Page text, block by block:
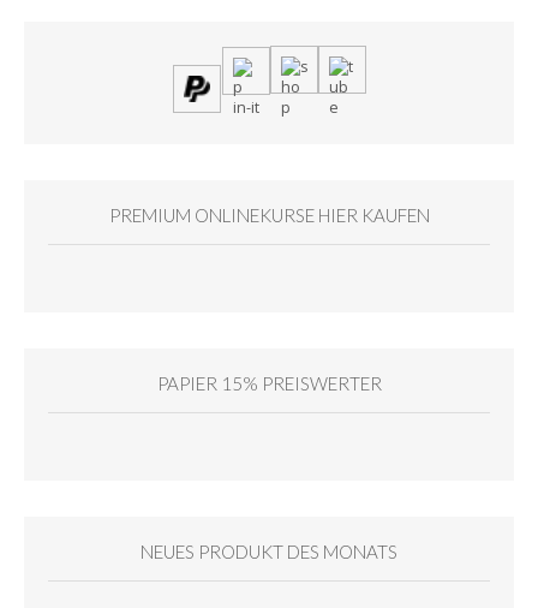
PREMIUM ONLINEKURSE HIER KAUFEN
PAPIER 15% PREISWERTER
NEUES PRODUKT DES MONATS